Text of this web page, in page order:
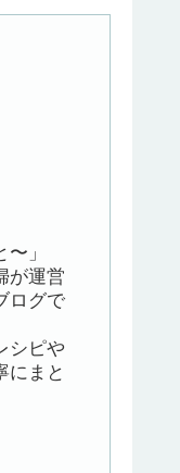
」
が運営
ログで
シピや
にまと